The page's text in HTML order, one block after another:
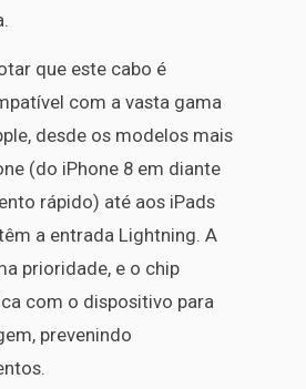
que este cabo é
com a vasta gama
desde os modelos mais
(do iPhone 8 em diante
rápido) até aos iPads
a entrada Lightning. A
prioridade, e o chip
com o dispositivo para
prevenindo